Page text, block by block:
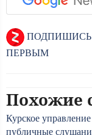
ПОДПИШИСЬ
ПЕРВЫМ
Похожие
Курское
публичные